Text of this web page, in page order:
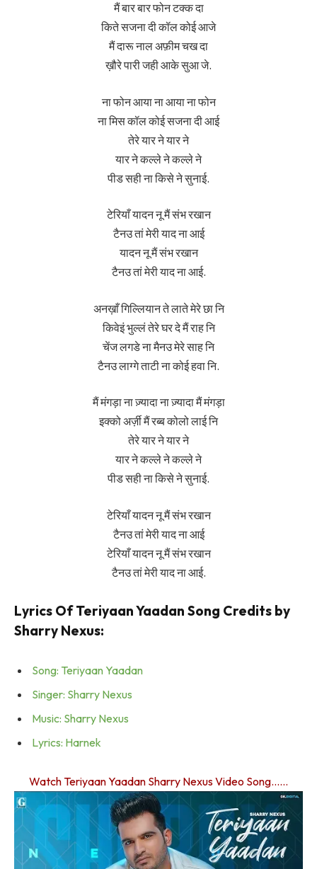
मैं बार बार फोन टक्क दा
किते सजना दी कॉल कोई आजे
मैं दारू नाल अफ़ीम चख दा
ख़ौरे पारी जही आके सुआ जे.
ना फोन आया ना आया ना फोन
ना मिस कॉल कोई सजना दी आई
तेरे यार ने यार ने
यार ने कल्ले ने कल्ले ने
पीड सही ना किसे ने सुनाई.
टेरियाँ यादन नू मैं संभ रखान
टैनउ तां मेरी याद ना आई
यादन नू मैं संभ रखान
टैनउ तां मेरी याद ना आई.
अनख़ाँ गिल्लियान ते लाते मेरे छा नि
किवेइं भुल्लं तेरे घर दे मैं राह नि
चेंज लगडे ना मैनउ मेरे साह नि
टैनउ लाग्गे ताटी ना कोई हवा नि.
मैं मंगड़ा ना ज़्यादा ना ज़्यादा मैं मंगड़ा
इक्को अर्ज़ी मैं रब्ब कोलो लाई नि
तेरे यार ने यार ने
यार ने कल्ले ने कल्ले ने
पीड सही ना किसे ने सुनाई.
टेरियाँ यादन नू मैं संभ रखान
टैनउ तां मेरी याद ना आई
टेरियाँ यादन नू मैं संभ रखान
टैनउ तां मेरी याद ना आई.
Lyrics Of Teriyaan Yaadan Song Credits by
Sharry Nexus:
Song: Teriyaan Yaadan
Singer: Sharry Nexus
Music: Sharry Nexus
Lyrics: Harnek
Watch Teriyaan Yaadan Sharry Nexus Video Song……